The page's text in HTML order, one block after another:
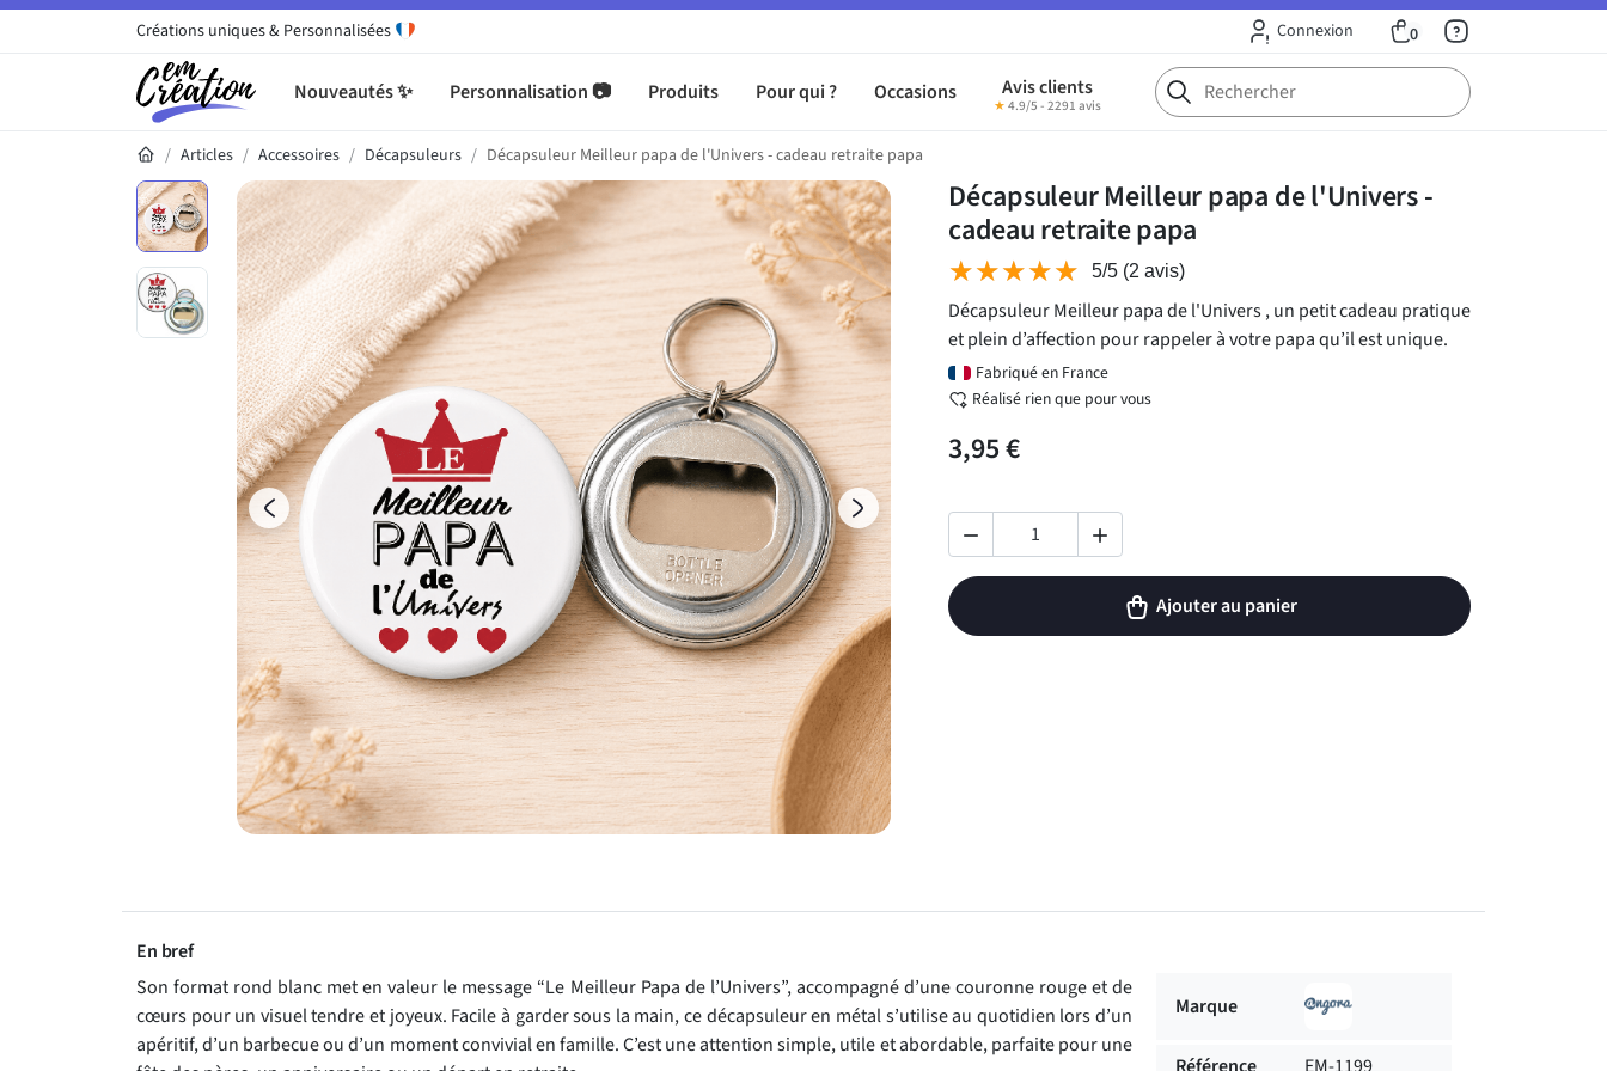
Créations uniques & Personnalisées Connexion 0
Nouveautés ✨ Personnalisation 📷 Produits Pour qui ? Occasions Avis clients
★ 4.9/5 - 2291 avis
Articles Accessoires Décapsuleurs Décapsuleur Meilleur papa de l'Univers - cadeau retraite papa
Galerie du produit
Précédent Suivant
Décapsuleur Meilleur papa de l'Univers -
cadeau retraite papa
★★★★★
★★★★★ 5/5 (2 avis)
Décapsuleur Meilleur papa de l'Univers , un petit cadeau pratique
et plein d’affection pour rappeler à votre papa qu’il est unique.
Fabriqué en France
Réalisé rien que pour vous
3,95 €
 
Ajouter au panier
En bref
Son format rond blanc met en valeur le message “Le Meilleur Papa de l’Univers”, accompagné d’une couronne rouge et de
cœurs pour un visuel tendre et joyeux. Facile à garder sous la main, ce décapsuleur en métal s’utilise au quotidien lors d’un
apéritif, d’un barbecue ou d’un moment convivial en famille. C’est une attention simple, utile et abordable, parfaite pour une
Marque